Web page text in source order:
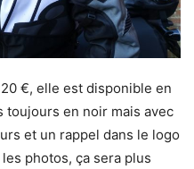
€, elle est disponible en
en noir mais avec
et un rappel dans le logo
photos, ça sera plus